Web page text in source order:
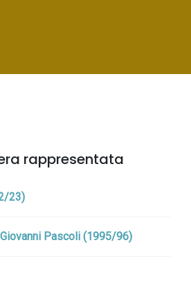
rappresentata
23)
Pascoli (1995/96)